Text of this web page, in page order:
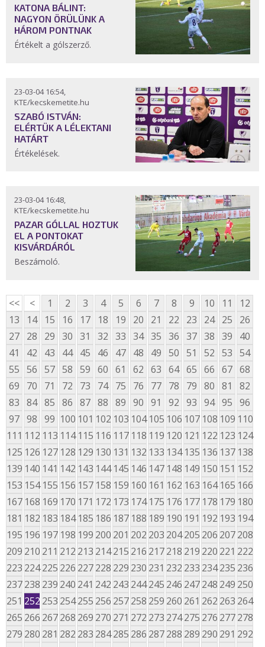
KATONA BÁLINT:
NAGYON ÖRÜLÜNK A
HÁROM PONTNAK
Értékelt a gólszerző.
23-03-04 16:54,
KTE/kecskemetite.hu
SZABÓ ISTVÁN:
ELÉRTÜK A LÉLEKTANI
HATÁRT
Értékelések.
23-03-04 16:48,
KTE/kecskemetite.hu
PAZAR GÓLLAL HOZTUK
EL A PONTOKAT
KISVÁRDÁRÓL
Beszámoló.
<< < 1 2 3 4 5 6 7 8 9 10 11
12
13
14 15 16 17 18 19 20 21 22 23 24 25
26
27 28 29 30 31 32 33 34 35 36 37 38 39
40
41
42 43 44 45 46 47 48 49 50 51 52 53 54
55 56 57 58 59 60 61 62 63 64 65 66 67 68
69
70 71 72 73 74 75 76 77 78 79 80 81
82
83 84 85 86 87 88 89 90 91 92 93 94 95 96
97 98 99 100 101 102 103 104 105 106 107 108 109 110
111 112 113 114 115 116 117 118 119 120 121 122 123 124
125 126 127 128 129 130 131 132 133 134 135 136 137 138
139 140 141 142 143 144 145 146 147 148 149 150 151 152
153 154 155 156 157 158 159 160 161 162 163 164 165 166
167 168 169 170 171 172 173 174 175 176 177 178 179 180
181 182 183 184 185 186 187 188 189 190 191 192 193 194
195 196 197 198 199 200 201 202 203 204205 206 207208
209 210 211 212 213 214215 216 217218 219 220 221 222
223 224225 226 227228 229 230 231 232 233 234235 236
237238 239 240 241 242 243 244245 246 247248 249 250
251 252 253 254255 256 257258 259 260 261 262 263 264
265 266 267268 269 270 271 272 273 274275 276 277278
279 280 281 282 283 284285 286 287288 289 290 291 292